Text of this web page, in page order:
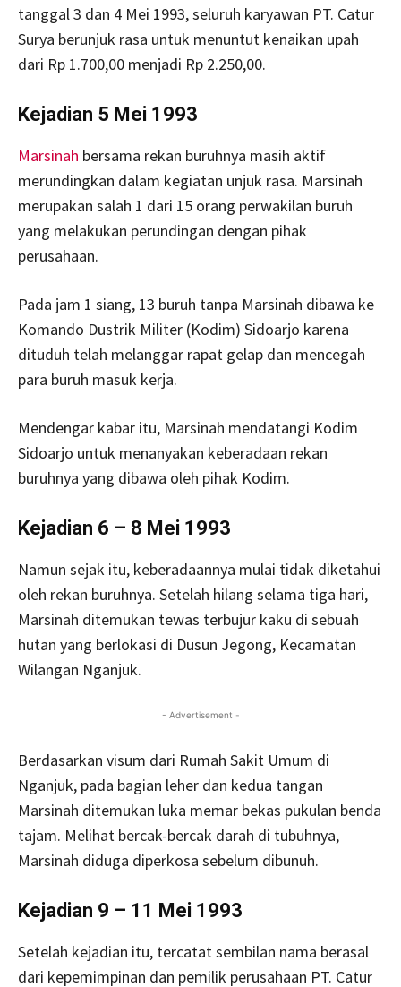
tanggal 3 dan 4 Mei 1993, seluruh karyawan PT. Catur
Surya berunjuk rasa untuk menuntut kenaikan upah
dari Rp 1.700,00 menjadi Rp 2.250,00.
Kejadian 5 Mei 1993
Marsinah bersama rekan buruhnya masih aktif
merundingkan dalam kegiatan unjuk rasa. Marsinah
merupakan salah 1 dari 15 orang perwakilan buruh
yang melakukan perundingan dengan pihak
perusahaan.
Pada jam 1 siang, 13 buruh tanpa Marsinah dibawa ke
Komando Dustrik Militer (Kodim) Sidoarjo karena
dituduh telah melanggar rapat gelap dan mencegah
para buruh masuk kerja.
Mendengar kabar itu, Marsinah mendatangi Kodim
Sidoarjo untuk menanyakan keberadaan rekan
buruhnya yang dibawa oleh pihak Kodim.
Kejadian 6 – 8 Mei 1993
Namun sejak itu, keberadaannya mulai tidak diketahui
oleh rekan buruhnya. Setelah hilang selama tiga hari,
Marsinah ditemukan tewas terbujur kaku di sebuah
hutan yang berlokasi di Dusun Jegong, Kecamatan
Wilangan Nganjuk.
- Advertisement -
Berdasarkan visum dari Rumah Sakit Umum di
Nganjuk, pada bagian leher dan kedua tangan
Marsinah ditemukan luka memar bekas pukulan benda
tajam. Melihat bercak-bercak darah di tubuhnya,
Marsinah diduga diperkosa sebelum dibunuh.
Kejadian 9 – 11 Mei 1993
Setelah kejadian itu, tercatat sembilan nama berasal
dari kepemimpinan dan pemilik perusahaan PT. Catur